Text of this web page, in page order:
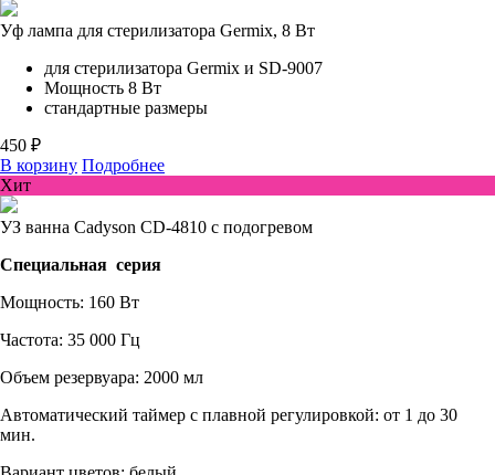
Уф лампа для стерилизатора Germix, 8 Вт
для стерилизатора Germix и SD-9007
Мощность 8 Вт
стандартные размеры
450 ₽
В корзину Подробнее
Хит
УЗ ванна Cadyson CD-4810 с подогревом
Специальная серия
Мощность: 160 Вт
Частота: 35 000 Гц
Объем резервуара: 2000 мл
Автоматический таймер с плавной регулировкой: от 1 до 30
мин.